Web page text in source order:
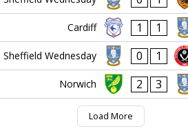
Cardiff 1 1
Sheffield Wednesday 0 1
Norwich 2 3
Load More